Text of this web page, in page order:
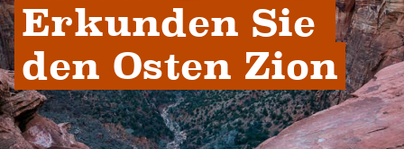
Erkunden Sie
den Osten Zion